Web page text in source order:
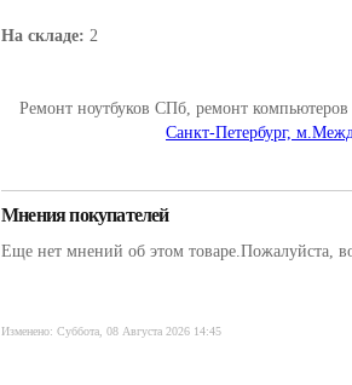
На складе: 2
Ремонт ноутбуков СПб, ремонт
Санкт-Петербург,
Мнения покупателей
Еще нет мнений об этом товаре.Пожалуйста,
Изменено: Суббота, 08 Августа 2026 14:45